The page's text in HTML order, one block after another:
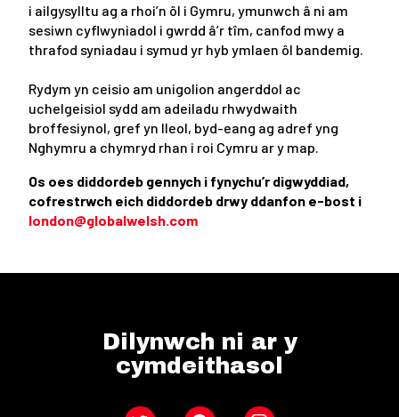
i ailgysylltu ag a rhoi’n ôl i Gymru, ymunwch â ni am
sesiwn cyflwyniadol i gwrdd â’r tîm, canfod mwy a
thrafod syniadau i symud yr hyb ymlaen ôl bandemig.
Rydym yn ceisio am unigolion angerddol ac
uchelgeisiol sydd am adeiladu rhwydwaith
broffesiynol, gref yn lleol, byd-eang ag adref yng
Nghymru a chymryd rhan i roi Cymru ar y map.
Os oes diddordeb gennych i fynychu’r digwyddiad,
cofrestrwch eich diddordeb drwy ddanfon e-bost i
london@globalwelsh.com
Dilynwch ni ar y
cymdeithasol